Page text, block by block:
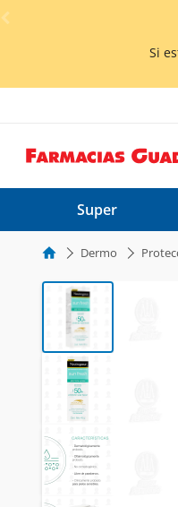
< div class="carousel-
podrían verse
Si
Super
Dermo